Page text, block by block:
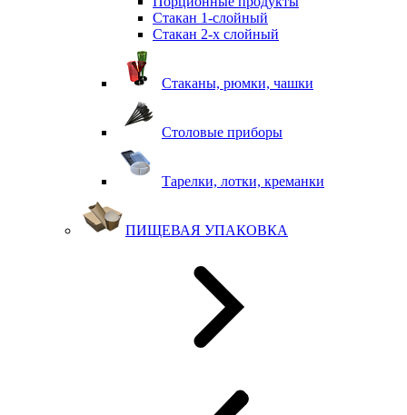
Стакан 1-слойный
Стакан 2-х слойный
Стаканы, рюмки, чашки
Столовые приборы
Тарелки, лотки, креманки
ПИЩЕВАЯ УПАКОВКА